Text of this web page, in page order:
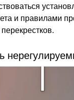
и правилами